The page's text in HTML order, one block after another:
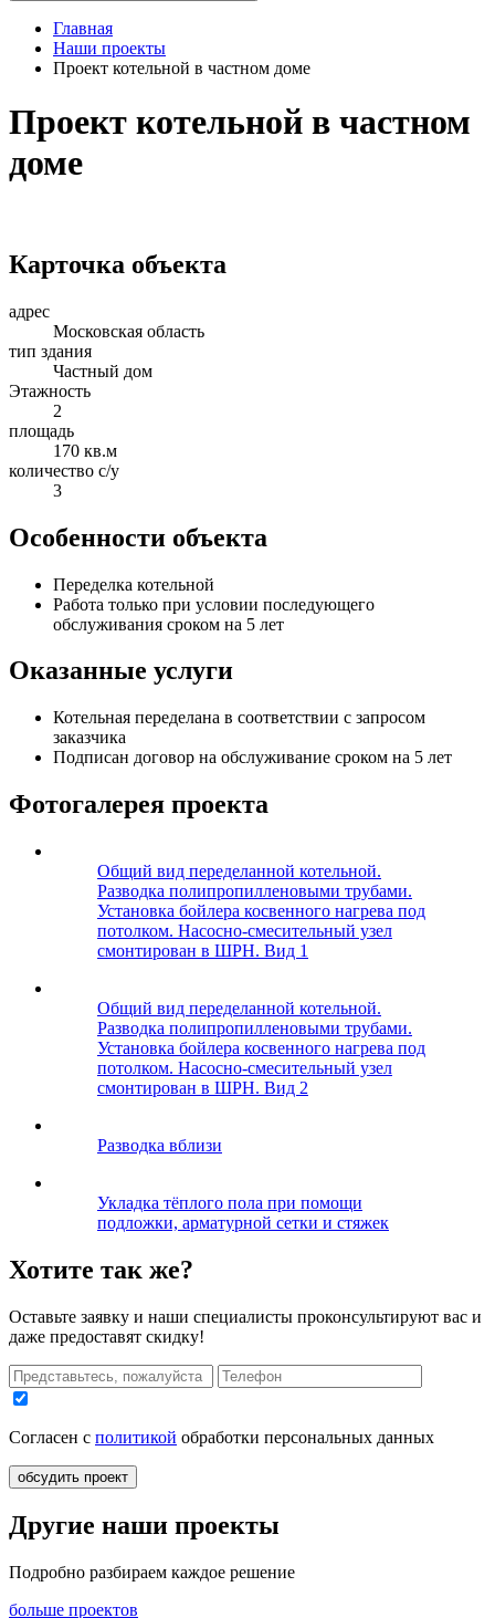
Главная
Наши проекты
Проект котельной в частном доме
Проект котельной в частном
доме
Карточка объекта
адрес
Московская область
тип здания
Частный дом
Этажность
2
площадь
170 кв.м
количество с/у
3
Особенности объекта
Переделка котельной
Работа только при условии последующего
обслуживания сроком на 5 лет
Оказанные услуги
Котельная переделана в соответствии с запросом
заказчика
Подписан договор на обслуживание сроком на 5 лет
Фотогалерея проекта
Общий вид переделанной котельной.
Разводка полипропилленовыми трубами.
Установка бойлера косвенного нагрева под
потолком. Насосно-смесительный узел
смонтирован в ШРН. Вид 1
Общий вид переделанной котельной.
Разводка полипропилленовыми трубами.
Установка бойлера косвенного нагрева под
потолком. Насосно-смесительный узел
смонтирован в ШРН. Вид 2
Разводка вблизи
Укладка тёплого пола при помощи
подложки, арматурной сетки и стяжек
Хотите так же?
Оставьте заявку и наши специалисты проконсультируют вас и
даже предоставят скидку!
Согласен с политикой обработки персональных данных
обсудить проект
Другие наши проекты
Подробно разбираем каждое решение
больше проектов